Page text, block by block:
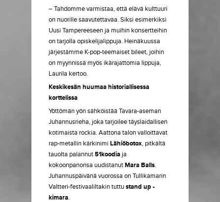
– Tahdomme varmistaa, että elävä kulttuuri
on nuorille saavutettavaa. Siksi esimerkiksi
Uusi Tampereeseen ja muihin konsertteihin
on tarjolla opiskelijalippuja. Heinäkuussa
järjestämme K-pop-teemaiset bileet, joihin
on myynnissä myös ikärajattomia lippuja,
Laurila kertoo.
Keskikesän huumaa historiallisessa
korttelissa
Yöttömän yön sähköistää Tavara-aseman
Juhannusrieha, joka tarjoilee täyslaidallisen
kotimaista rockia. Aattona talon valloittavat
rap-metallin kärkinimi Lähiöbotox, pitkältä
tauolta palannut51koodia ja
kokoonpanonsa uudistanutMara Balls.
Juhannuspäivänä vuorossa on Tullikamarin
Valtteri-festivaaliltakin tuttustand up -
kimara.